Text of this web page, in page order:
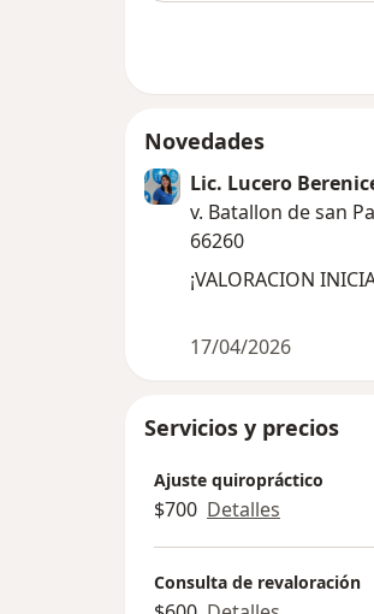
Novedades
Lic. Lucero
v. Batallon de san
66260
¡VALORACION
17/04/2026
Servicios y precios
Ajuste quiropráctico
$700 Detalles
Consulta de revaloración